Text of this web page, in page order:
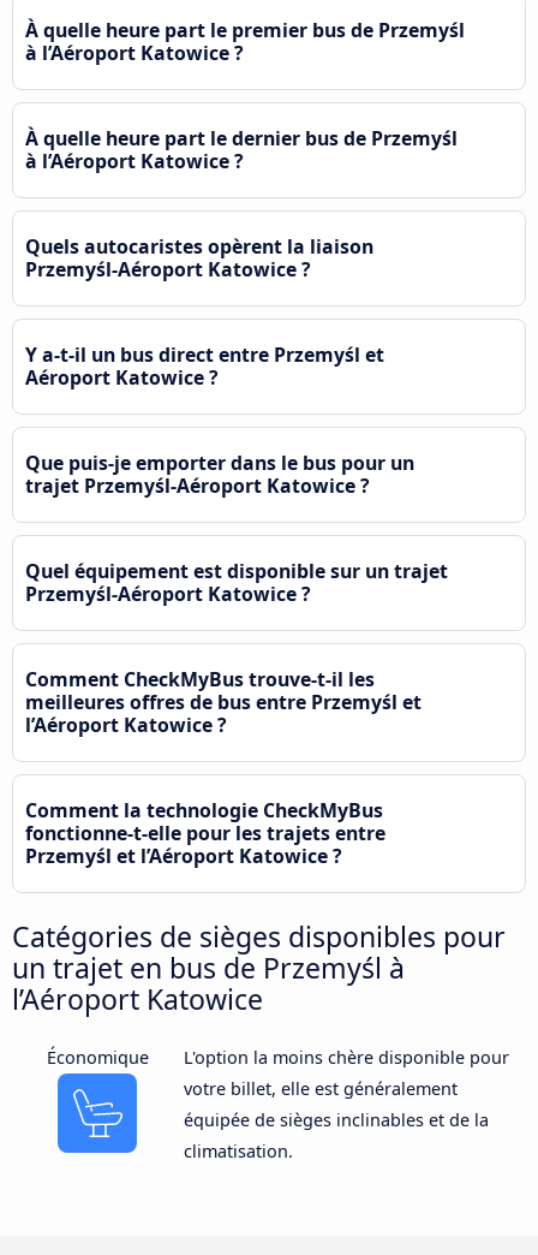
À quelle heure part le premier bus de Przemyśl
à l’Aéroport Katowice ?
À quelle heure part le dernier bus de Przemyśl
à l’Aéroport Katowice ?
Quels autocaristes opèrent la liaison
Przemyśl-Aéroport Katowice ?
Y a-t-il un bus direct entre Przemyśl et
Aéroport Katowice ?
Que puis-je emporter dans le bus pour un
trajet Przemyśl-Aéroport Katowice ?
Quel équipement est disponible sur un trajet
Przemyśl-Aéroport Katowice ?
Comment CheckMyBus trouve-t-il les
meilleures offres de bus entre Przemyśl et
l’Aéroport Katowice ?
Comment la technologie CheckMyBus
fonctionne-t-elle pour les trajets entre
Przemyśl et l’Aéroport Katowice ?
Catégories de sièges disponibles pour
un trajet en bus de Przemyśl à
l’Aéroport Katowice
Économique
L'option la moins chère disponible pour
votre billet, elle est généralement
équipée de sièges inclinables et de la
climatisation.